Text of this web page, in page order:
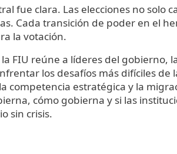
fue clara. Las elecciones no
Cada transición de poder en el
la votación.
FIU reúne a líderes del gobierno,
los desafíos más difíciles
competencia estratégica y la
cómo gobierna y si las
sin crisis.